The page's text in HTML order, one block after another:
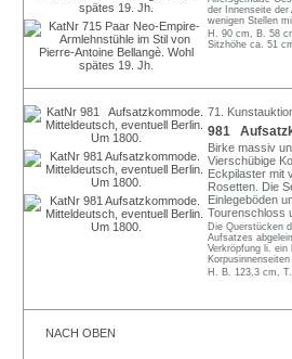
der Innenseite der
wenigen Stellen
H. 90 cm, B. 58
Sitzhöhe ca. 51
71.
981
Birke massiv
Vierschübige
Eckpilaster mit
Rosetten. Die
Einlegeböden
Tourenschloss
Die Querstücken
Aufsatzes
Verkröpfung li.
H. B. 123,3 cm,
NACH OBEN